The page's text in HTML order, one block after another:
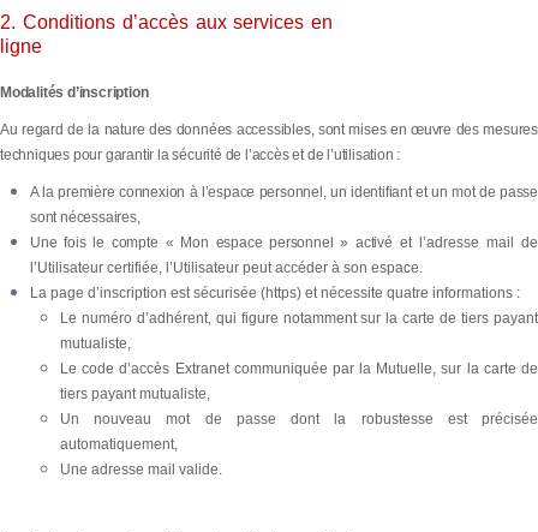
2. Conditions d’accès aux services en
ligne
Modalités d’inscription
Au regard de la nature des données accessibles, sont mises en œuvre des mesures
techniques pour garantir la sécurité de l’accès et de l’utilisation :
A la première connexion à l’espace personnel, un identifiant et un mot de passe
sont nécessaires,
Une fois le compte « Mon espace personnel » activé et l’adresse mail de
l’Utilisateur certifiée, l’Utilisateur peut accéder à son espace.
La page d’inscription est sécurisée (https) et nécessite quatre informations :
Le numéro d’adhérent, qui figure notamment sur la carte de tiers payant
mutualiste,
Le code d’accès Extranet communiquée par la Mutuelle, sur la carte de
tiers payant mutualiste,
Un nouveau mot de passe dont la robustesse est précisée
automatiquement,
Une adresse mail valide.